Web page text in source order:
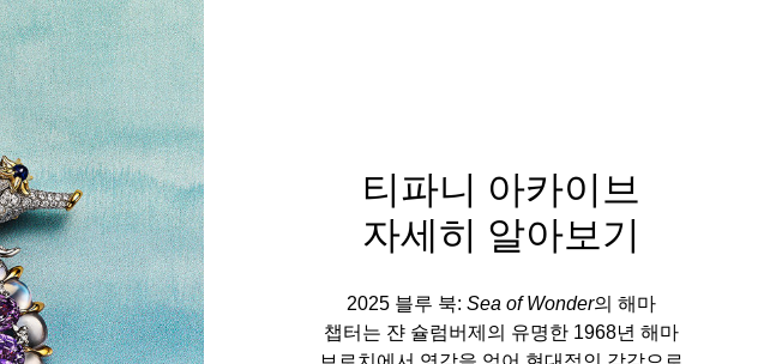
티파니 아카이브
자세히 알아보기
2025 블루 북: Sea of Wonder의 해마
챕터는 쟌 슐럼버제의 유명한 1968년 해마